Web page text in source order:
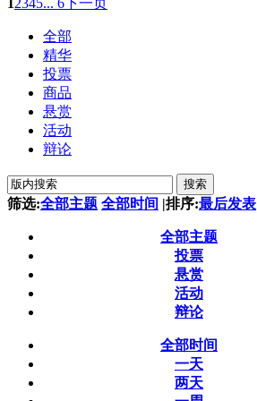
12345... 6下一页
全部
精华
投票
商品
悬赏
活动
辩论
搜索
筛选:全部主题 全部时间 |排序:最后发表
全部主题
投票
悬赏
活动
辩论
全部时间
一天
两天